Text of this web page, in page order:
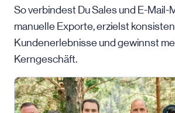
So verbindest Du Sales und E-Mail-
manuelle Exporte, erzielst
Kundenerlebnisse und gewinnst
Kerngeschäft.